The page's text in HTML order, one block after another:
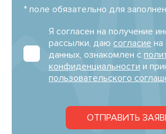
* поле обязательно для
Я согласен на получение
рассылки, даю согласие на
данных, ознакомлен с
конфиденциальности и
пользовательского
ОТПРАВИТЬ